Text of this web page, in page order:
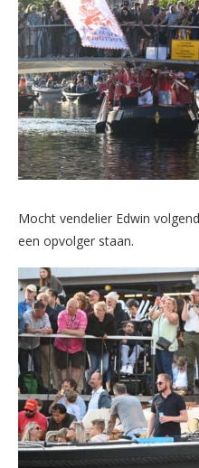
Mocht vendelier Edwin
een opvolger staan.